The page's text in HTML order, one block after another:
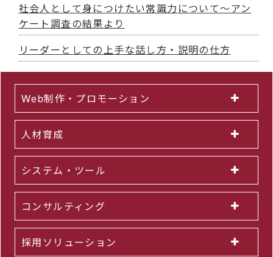
社会人として身につけたい常識力について～アン
ケート調査の結果より
リーダーとしての上手な話し方・説明の仕方
Web制作・プロモーション
人材育成
システム・ツール
コンサルティング
採用ソリューション